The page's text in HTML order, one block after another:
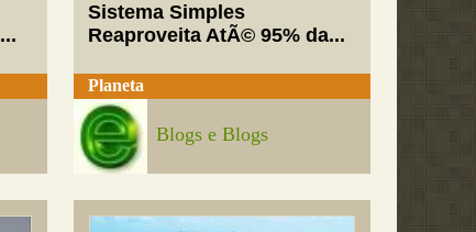
Sistema Simples
Reaproveita AtÃ© 95% da...
Planeta
Blogs e Blogs